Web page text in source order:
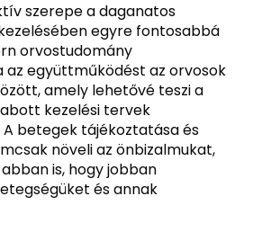
szerepe a daganatos
egyre fontosabbá
orvostudomány
az együttműködést az orvosok
amely lehetővé teszi a
kezelési tervek
A betegek tájékoztatása és
növeli az önbizalmukat,
is, hogy jobban
és annak